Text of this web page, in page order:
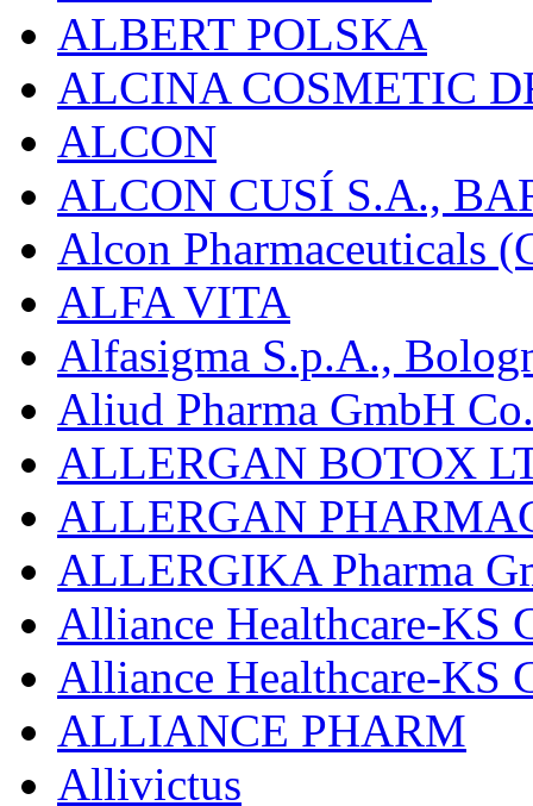
ALBERT POLSKA
ALCINA COSMETIC
ALCON
ALCON CUSÍ S.A.,
Alcon Pharmaceuticals
ALFA VITA
Alfasigma S.p.A.,
Aliud Pharma GmbH
ALLERGAN BOTOX
ALLERGAN
ALLERGIKA Pharma
Alliance Healthcare-KS
Alliance Healthcare-KS
ALLIANCE PHARM
Allivictus